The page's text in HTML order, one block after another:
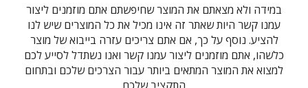
במידה ולא מצאתם את המוצר שחיפשתם אתם מוזמנים ליצור
עמנו קשר היות שאתר זה אינו מכיל את כל המוצרים שיש לנו
להציע. נוסף על כך, אם אתם צריכים עזרה בייבוא של מוצר
כלשהו, אתם מוזמנים ליצור עמנו קשר ואנו נשתדל לסייע לכם
למצוא את המוצר המתאים ביותר עבור הצרכים שלכם ובתחום